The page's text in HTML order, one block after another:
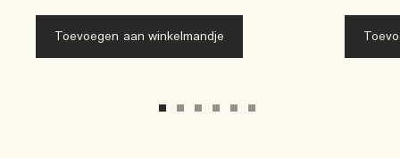
Toevoegen aan winkelmandje